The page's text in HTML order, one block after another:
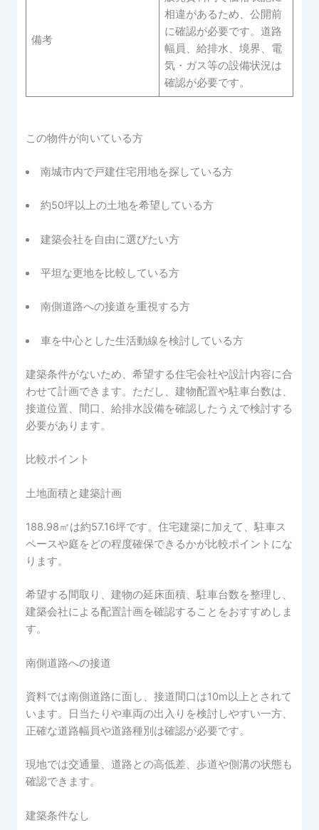
備考
相違があるため、公開前
に確認が必要です。道路
幅員、給排水、境界、電
気・ガス等の設備状況は
確認が必要です。
この物件が向いている方
南城市内で戸建住宅用地を探している方
約50坪以上の土地を希望している方
建築会社を自由に選びたい方
平坦な更地を比較している方
南側道路への接道を重視する方
車を中心とした生活動線を検討している方
建築条件がないため、希望する住宅会社や設計内容に合
わせて計画できます。ただし、建物配置や駐車台数は、
接道位置、間口、給排水設備を確認したうえで検討する
必要があります。
比較ポイント
土地面積と建築計画
188.98㎡は約57.16坪です。住宅建築に加えて、駐車ス
ペースや庭をどの程度確保できるかが比較ポイントにな
ります。
希望する間取り、建物の延床面積、駐車台数を整理し、
建築会社による配置計画を確認することをおすすめしま
す。
南側道路への接道
資料では南側道路に面し、接道間口は10m以上とされて
います。日当たりや車両の出入りを検討しやすい一方、
正確な道路幅員や道路種別は確認が必要です。
現地では交通量、道路との高低差、歩道や側溝の状態も
確認できます。
建築条件なし